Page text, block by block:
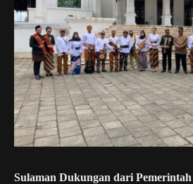
Sulaman Dukungan dari